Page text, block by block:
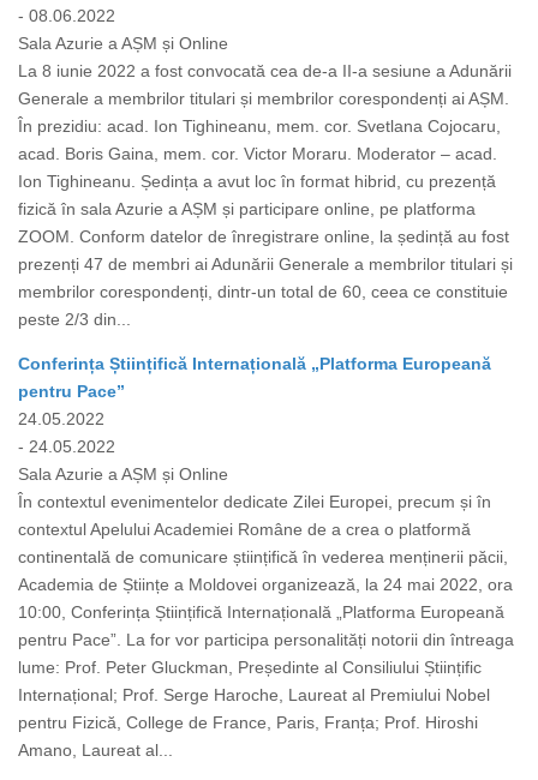
- 08.06.2022
Sala Azurie a AȘM și Online
La 8 iunie 2022 a fost convocată cea de-a II-a sesiune a Adunării
Generale a membrilor titulari și membrilor corespondenți ai AȘM.
În prezidiu: acad. Ion Tighineanu, mem. cor. Svetlana Cojocaru,
acad. Boris Gaina, mem. cor. Victor Moraru. Moderator – acad.
Ion Tighineanu. Ședința a avut loc în format hibrid, cu prezență
fizică în sala Azurie a AȘM și participare online, pe platforma
ZOOM. Conform datelor de înregistrare online, la ședință au fost
prezenți 47 de membri ai Adunării Generale a membrilor titulari și
membrilor corespondenți, dintr-un total de 60, ceea ce constituie
peste 2/3 din...
Conferința Științifică Internațională „Platforma Europeană
pentru Pace”
24.05.2022
- 24.05.2022
Sala Azurie a AȘM și Online
În contextul evenimentelor dedicate Zilei Europei, precum și în
contextul Apelului Academiei Române de a crea o platformă
continentală de comunicare științifică în vederea menținerii păcii,
Academia de Științe a Moldovei organizează, la 24 mai 2022, ora
10:00, Conferința Științifică Internațională „Platforma Europeană
pentru Pace”. La for vor participa personalități notorii din întreaga
lume: Prof. Peter Gluckman, Președinte al Consiliului Științific
Internațional; Prof. Serge Haroche, Laureat al Premiului Nobel
pentru Fizică, College de France, Paris, Franța; Prof. Hiroshi
Amano, Laureat al...